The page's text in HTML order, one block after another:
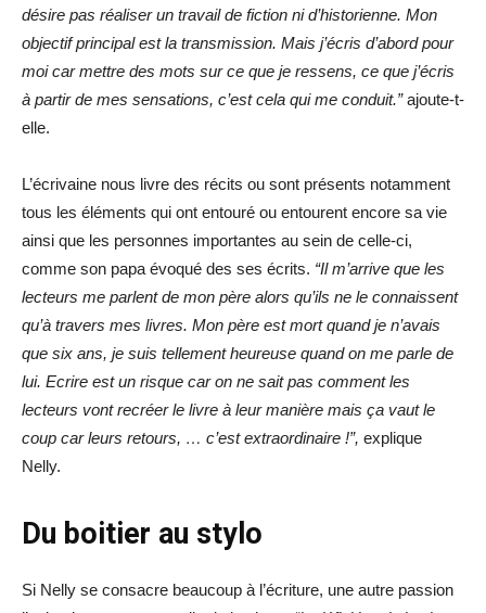
désire pas réaliser un travail de fiction ni d’historienne. Mon
objectif principal est la transmission. Mais j’écris d’abord pour
moi car mettre des mots sur ce que je ressens, ce que j’écris
à partir de mes sensations, c’est cela qui me conduit.”ajoute-t-
elle.
L’écrivaine nous livre des récits ou sont présents notamment
tous les éléments qui ont entouré ou entourent encore sa vie
ainsi que les personnes importantes au sein de celle-ci,
comme son papa évoqué des ses écrits. “Il m’arrive que les
lecteurs me parlent de mon père alors qu’ils ne le connaissent
qu’à travers mes livres. Mon père est mort quand je n’avais
que six ans, je suis tellement heureuse quand on me parle de
lui. Ecrire est un risque car on ne sait pas comment les
lecteurs vont recréer le livre à leur manière mais ça vaut le
coup car leurs retours, … c’est extraordinaire !”, explique
Nelly.
Du boitier au stylo
Si Nelly se consacre beaucoup à l’écriture, une autre passion